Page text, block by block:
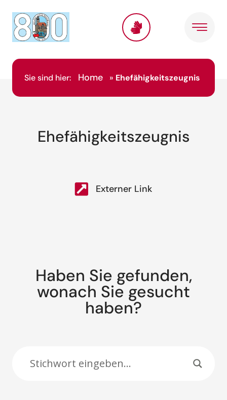
Sie sind hier: Home » Ehefähigkeitszeugnis
Ehefähigkeitszeugnis
Externer Link
Haben Sie gefunden,
wonach Sie gesucht
haben?